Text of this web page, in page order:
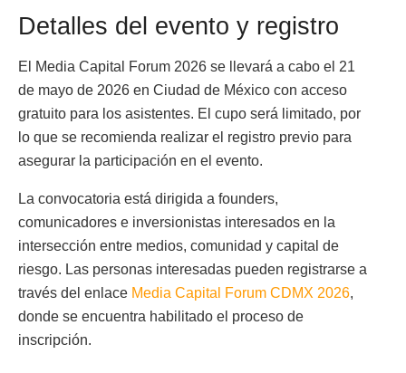
Detalles del evento y registro
El Media Capital Forum 2026 se llevará a cabo el 21
de mayo de 2026 en Ciudad de México con acceso
gratuito para los asistentes. El cupo será limitado, por
lo que se recomienda realizar el registro previo para
asegurar la participación en el evento.
La convocatoria está dirigida a founders,
comunicadores e inversionistas interesados en la
intersección entre medios, comunidad y capital de
riesgo. Las personas interesadas pueden registrarse a
través del enlace Media Capital Forum CDMX 2026,
donde se encuentra habilitado el proceso de
inscripción.